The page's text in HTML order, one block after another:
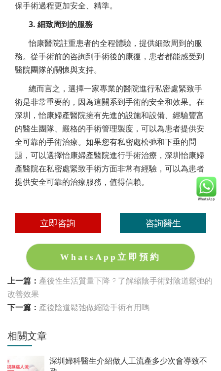
保手術過程更加安全、精準。
3. 細致周到的服務
怡康醫院註重患者的全程體驗，提供細致周到的服
務。從手術前的咨詢到手術後的康復，患者都能感受到
醫院團隊的關懷與支持。
總而言之，選擇一家專業的醫院進行私密處緊致手
術是非常重要的，因為這關系到手術的安全和效果。在
深圳，怡康婦產醫院擁有先進的設施和設備、經驗豐富
的醫生團隊、嚴格的手術管理製度，可以為患者提供安
全可靠的手術治療。如果您有私密處松弛和下垂的問
題，可以選擇怡康婦產醫院進行手術治療，深圳怡康婦
產醫院在私密處緊致手術方面非常有經驗，可以為患者
提供安全可靠的治療服務，值得信賴。
立即咨詢 咨詢醫生
WhatsApp立即預約
上一篇： 產後性生活質量下降？了解縮陰手術對陰道鬆弛的
改善效果
下一篇： 產後陰道鬆弛做縮陰手術有用嗎
相關文章
深圳婦科醫生介紹做人工流產多少次會導致不